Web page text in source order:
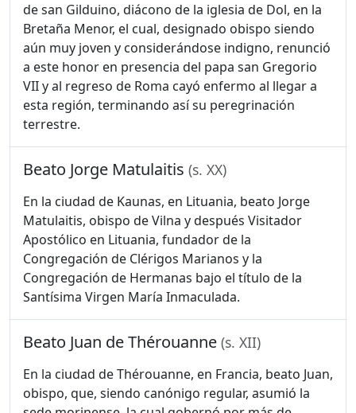
de san Gilduino, diácono de la iglesia de Dol, en la
Bretaña Menor, el cual, designado obispo siendo
aún muy joven y considerándose indigno, renunció
a este honor en presencia del papa san Gregorio
VII y al regreso de Roma cayó enfermo al llegar a
esta región, terminando así su peregrinación
terrestre.
Beato Jorge Matulaitis (s. XX)
En la ciudad de Kaunas, en Lituania, beato Jorge
Matulaitis, obispo de Vilna y después Visitador
Apostólico en Lituania, fundador de la
Congregación de Clérigos Marianos y la
Congregación de Hermanas bajo el título de la
Santísima Virgen María Inmaculada.
Beato Juan de Thérouanne (s. XII)
En la ciudad de Thérouanne, en Francia, beato Juan,
obispo, que, siendo canónigo regular, asumió la